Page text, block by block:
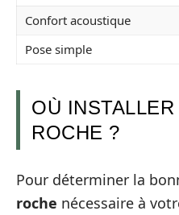
Confort acoustique
Pose simple
OÙ
ROCHE ?
Pour déterminer la
roche nécessaire à